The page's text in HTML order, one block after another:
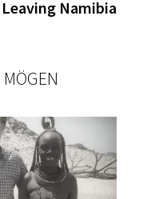
Leaving Namibia